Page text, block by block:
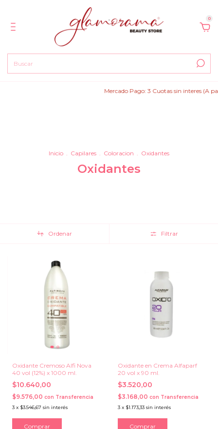
0
Mercado Pago: 3 Cuotas sin interes (A partir
Inicio . Capilares . Coloracion . Oxidantes
Oxidantes
Ordenar Filtrar
Oxidante Cremoso Alfi Nova
40 vol (12%) x 1000 ml.
$10.640,00
$9.576,00 con Transferencia
3 x $3.546,67 sin interés
Oxidante en Crema Alfaparf
20 vol x 90 ml.
$3.520,00
$3.168,00 con Transferencia
3 x $1.173,33 sin interés